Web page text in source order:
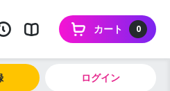
0
カート
ログイン